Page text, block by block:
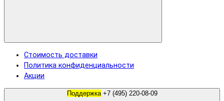
Стоимость доставки
Политика конфиденциальности
Акции
Поддержка +7 (495) 220-08-09